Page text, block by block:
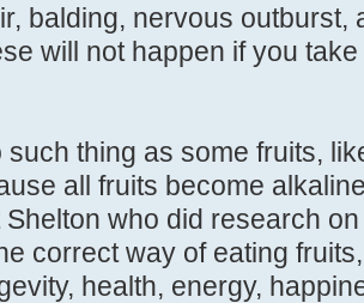
balding, nervous outburst,
will not happen if you
such thing as some fruits,
all fruits become
Shelton who did research
correct way of eating
health, energy,